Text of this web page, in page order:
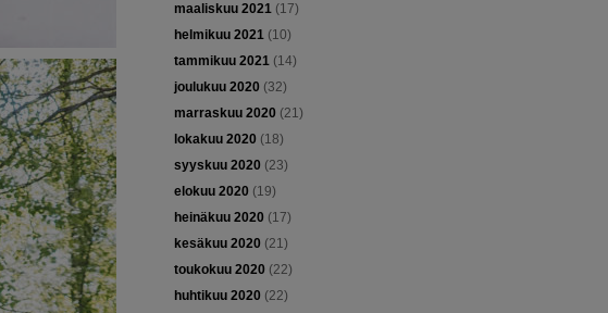
maaliskuu 2021(17)
helmikuu 2021(10)
tammikuu 2021(14)
joulukuu 2020 (32)
marraskuu 2020 (21)
lokakuu 2020 (18)
syyskuu 2020 (23)
elokuu 2020 (19)
heinäkuu 2020 (17)
kesäkuu 2020 (21)
toukokuu 2020 (22)
huhtikuu 2020 (22)